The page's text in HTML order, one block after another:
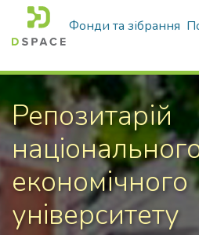
Фонди та зібрання
Репозитарій
економічного
унiверситету